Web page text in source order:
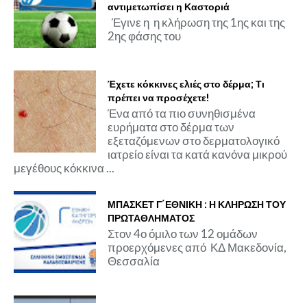
αντιμετωπίσει η Καστοριά
Έγινε η η κλήρωση της 1ης και της
2ης φάσης του
Έχετε κόκκινες ελιές στο δέρμα; Τι
πρέπει να προσέχετε!
Ένα από τα πιο συνηθισμένα
ευρήματα στο δέρμα των
εξεταζόμενων στο δερματολογικό
ιατρείο είναι τα κατά κανόνα μικρού
μεγέθους κόκκινα ...
ΜΠΑΣΚΕΤ Γ΄ΕΘΝΙΚΗ : Η ΚΛΗΡΩΣΗ ΤΟΥ
ΠΡΩΤΑΘΛΗΜΑΤΟΣ
Στον 4ο όμιλο των 12 ομάδων
προερχόμενες από ΚΔ Μακεδονία,
Θεσσαλία